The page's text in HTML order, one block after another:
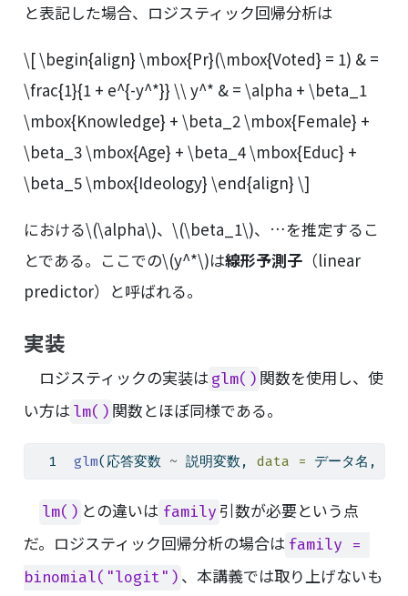
と表記した場合、ロジスティック回帰分析は
\[ \begin{align} \mbox{Pr}(\mbox{Voted} = 1) & =
\frac{1}{1 + e^{-y^*}} \\ y^* & = \alpha + \beta_1
\mbox{Knowledge} + \beta_2 \mbox{Female} +
\beta_3 \mbox{Age} + \beta_4 \mbox{Educ} +
\beta_5 \mbox{Ideology} \end{align} \]
における\(\alpha\)、 \(\beta_1\)、…を推定するこ
とである。ここでの\(y^*\)は線形予測子（linear
predictor）と呼ばれる。
実装
ロジスティックの実装は glm() 関数を使用し、使
い方は lm() 関数とほぼ同様である。
glm(応答変数 ~ 説明変数, data = データ名,
lm() との違いは family 引数が必要という点
だ。ロジスティック回帰分析の場合は family =
binomial("logit") 、本講義では取り上げないも